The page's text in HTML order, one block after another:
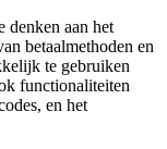
denken aan het
betaalmethoden en
te gebruiken
functionaliteiten
en het